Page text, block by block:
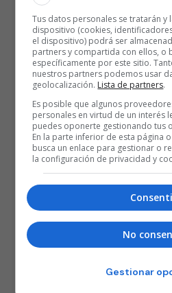
Posted
Rubén Gazapo Ramos
16 de julio de 2020
Estadísticas
1 2 3
Tus datos personales se tratarán y
dispositivo (cookies,
el dispositivo) podrá ser
partners y compartida con ellos, o
específicamente por este sitio.
nuestros partners podemos usar
geolocalización. Lista de partners.
Es posible que algunos
personales en virtud de un interés
puedes oponerte gestionando tus
En la parte inferior de esta página
busca un enlace para gestionar o
la configuración de privacidad y
No
Gestionar